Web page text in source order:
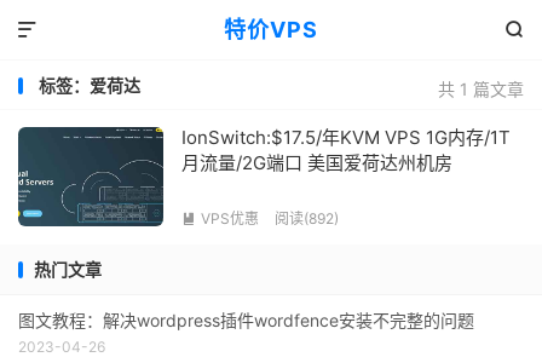
特价VPS 

共 1 篇文章
标签：爱荷达
IonSwitch:$17.5/年KVM VPS 1G内存/1T
月流量/2G端口 美国爱荷达州机房
 VPS优惠 阅读(892)
热门文章
图文教程：解决wordpress插件wordfence安装不完整的问题
2023-04-26